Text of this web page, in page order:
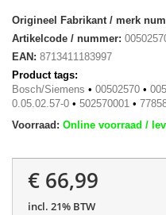
Origineel Fabrikant / merk
Artikelcode / nummer:
EAN: 8713411183997
Product tags:
Bosch/Siemens • 00502570 •
0.05.02.57-0 • 502570001 •
Voorraad: Online voorraad /
€ 66,99
incl. 21% BTW